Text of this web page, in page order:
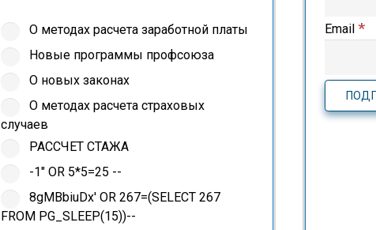
О методах расчета заработной платы
Новые программы профсоюза
О новых законах
О методах расчета страховых
случаев
РАССЧЕТ СТАЖА
-1" OR 5*5=25 --
8gMBbiuDx' OR 267=(SELECT 267
FROM PG_SLEEP(15))--
Email*